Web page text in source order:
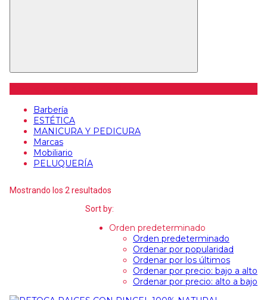
Barbería
ESTÉTICA
MANICURA Y PEDICURA
Marcas
Mobiliario
PELUQUERÍA
Mostrando los 2 resultados
Sort by:
Orden predeterminado
Orden predeterminado
Ordenar por popularidad
Ordenar por los últimos
Ordenar por precio: bajo a alto
Ordenar por precio: alto a bajo